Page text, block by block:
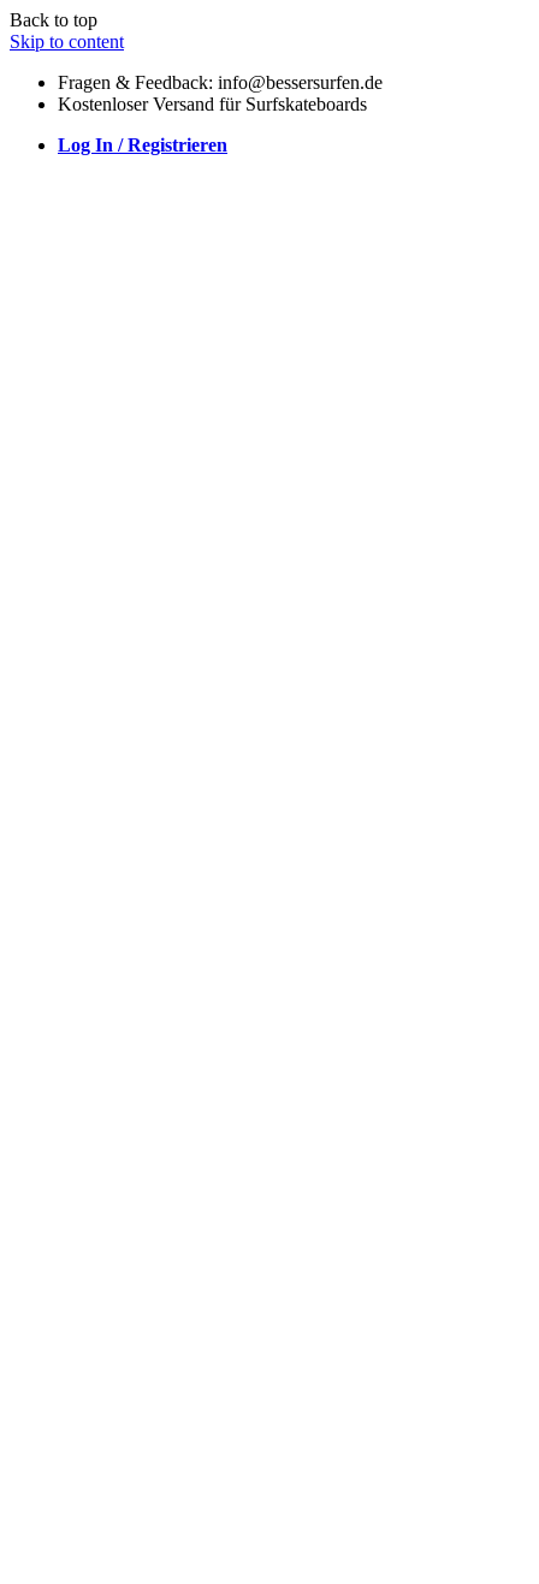
Back to top
Skip to content
Fragen & Feedback: info@bessersurfen.de
Kostenloser Versand für Surfskateboards
Log In / Registrieren